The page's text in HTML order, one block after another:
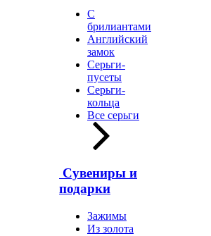
С
брилиантами
Английский
замок
Серьги-
пусеты
Серьги-
кольца
Все серьги
Сувениры и
подарки
Зажимы
Из золота